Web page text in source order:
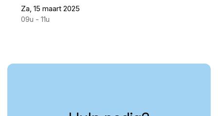
Za, 15 maart 2025
09u - 11u